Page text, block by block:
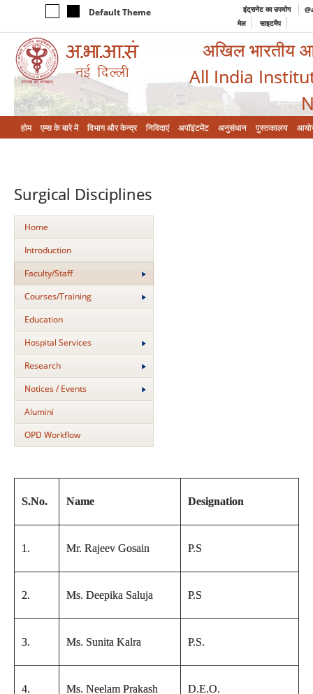
Default Theme इंट्रानेट का उपयोग
मेल
साइटमैप
अखिल भारतीय
All India
होम एम्‍स के बारे में विभाग और केन्‍द्र निविदाएं अपॉइंटमेंट अनुसंधान पुस्तकालय
Surgical Disciplines
Home
Introduction
Faculty/Staff
Courses/Training
Education
Hospital Services
Research
Notices / Events
Alumini
OPD Workflow
S.No. Name Designation
1. Mr. Rajeev Gosain P.S
2. Ms. Deepika Saluja P.S
3. Ms. Sunita Kalra P.S.
4. Ms. Neelam Prakash D.E.O.